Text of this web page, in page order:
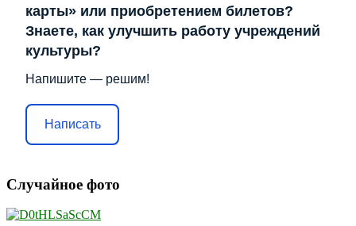
карты» или приобретением билетов?
Знаете, как улучшить работу учреждений
культуры?
Напишите — решим!
Написать
Случайное фото